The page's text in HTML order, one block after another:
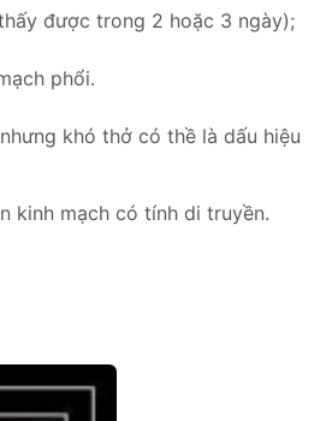
được trong 2 hoặc 3 ngày);
phổi.
khó thở có thề là dấu hiệu
kinh mạch có tính di truyền.